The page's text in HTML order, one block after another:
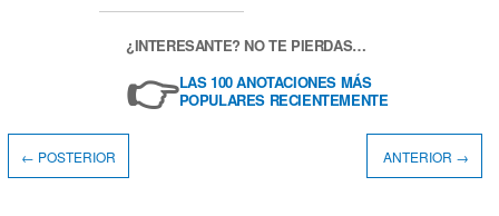
¿INTERESANTE? NO TE PIERDAS…
👉LAS 100 ANOTACIONES MÁS
POPULARES RECIENTEMENTE
← POSTERIOR ANTERIOR →